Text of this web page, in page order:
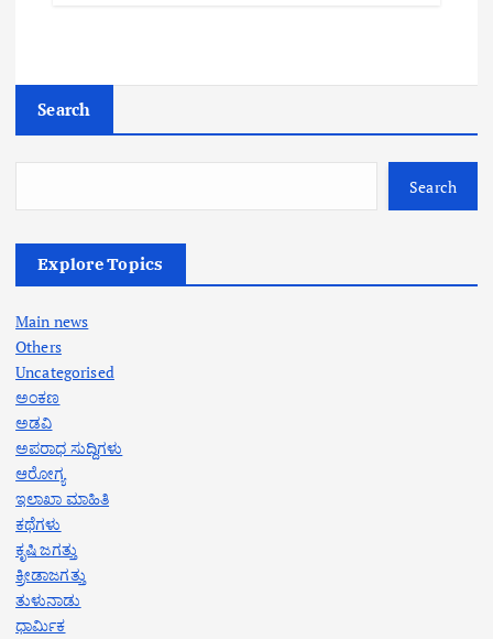
Search
Search
Explore Topics
Main news
Others
Uncategorised
ಅಂಕಣ
ಅಡವಿ
ಅಪರಾಧ ಸುದ್ದಿಗಳು
ಆರೋಗ್ಯ
ಇಲಾಖಾ ಮಾಹಿತಿ
ಕಥೆಗಳು
ಕೃಷಿ ಜಗತ್ತು
ಕ್ರೀಡಾಜಗತ್ತು
ತುಳುನಾಡು
ಧಾರ್ಮಿಕ